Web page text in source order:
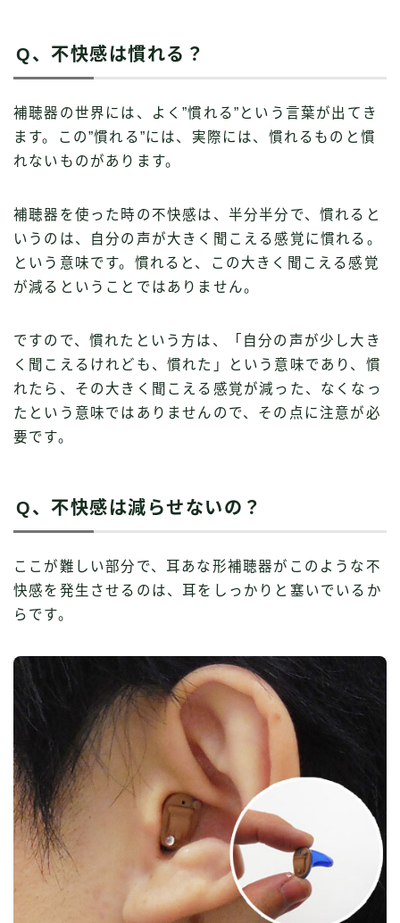
Q、不快感は慣れる？
補聴器の世界には、よく”慣れる”という言葉が出てき
ます。この”慣れる”には、実際には、慣れるものと慣
れないものがあります。
補聴器を使った時の不快感は、半分半分で、慣れると
いうのは、自分の声が大きく聞こえる感覚に慣れる。
という意味です。慣れると、この大きく聞こえる感覚
が減るということではありません。
ですので、慣れたという方は、「自分の声が少し大き
く聞こえるけれども、慣れた」という意味であり、慣
れたら、その大きく聞こえる感覚が減った、なくなっ
たという意味ではありませんので、その点に注意が必
要です。
Q、不快感は減らせないの？
ここが難しい部分で、耳あな形補聴器がこのような不
快感を発生させるのは、耳をしっかりと塞いでいるか
らです。